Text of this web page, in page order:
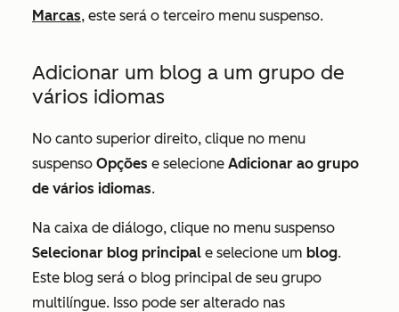
Marcas, este será o terceiro menu suspenso.
Adicionar um blog a um grupo de
vários idiomas
No canto superior direito, clique no menu
suspenso Opções e selecione Adicionar ao grupo
de vários idiomas.
Na caixa de diálogo, clique no menu suspenso
Selecionar blog principal e selecione um blog.
Este blog será o blog principal de seu grupo
multilíngue. Isso pode ser alterado nas